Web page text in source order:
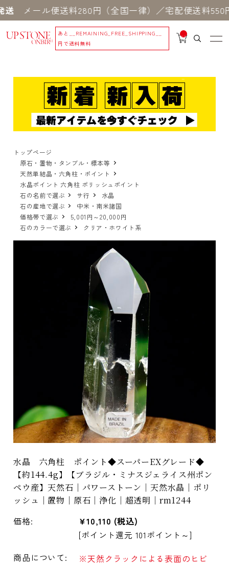
ル便送料280円（全国一律）／宅配便送料550円
あと
__REMAINING_FREE_SHIPPING__
円で送料無料
__
IT
_
トップページ
原石・置物・タンブル・標本等
天然単結晶・六角柱・ポイント
水晶ポイント 六角柱 ポリッシュポイント
石の名前で選ぶ
サ行
水晶
石の産地で選ぶ
中米・南米諸国
価格帯で選ぶ
5,001円～20,000円
石のカラーで選ぶ
クリア・ホワイト系
水晶 六角柱 ポイント◆スーパーEXグレード◆
【約144.4g】【ブラジル・ミナスジェライス州ポン
ペウ産】天然石｜パワーストーン｜天然水晶｜ポリ
ッシュ｜置物｜原石｜浄化｜超透明｜rm1244
価格: ¥10,110 (税込)
[ポイント還元 101ポイント～]
商品について:
※天然クラックによる表面のヒビ